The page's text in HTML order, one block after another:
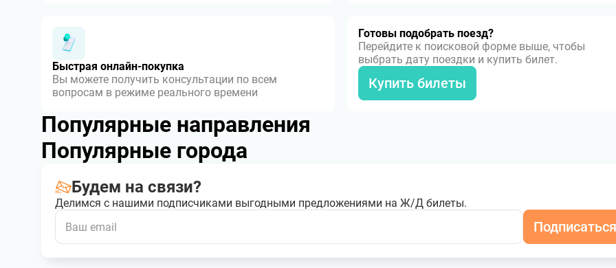
Быстрая онлайн-покупка
Вы можете получить консультации по всем
вопросам в режиме реального времени
Готовы подобрать поезд?
Перейдите к поисковой форме выше, чтобы
выбрать дату поездки и купить билет.
Купить билеты
Популярные направления
Популярные города
Будем на связи?
Делимся с нашими подписчиками выгодными предложениями на Ж/Д билеты.
Подписаться